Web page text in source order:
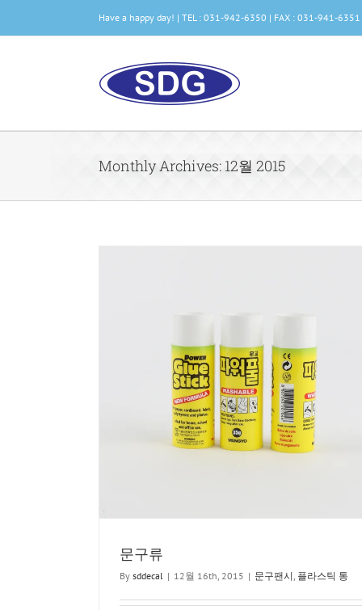
츠
Have a happy day! | TEL : 031-942-6350 | FAX : 031-941-6351
Monthly Archives:12월 2015
문구류
By sddecal | 12월 16th, 2015 | 문구팬시 플라스틱 통